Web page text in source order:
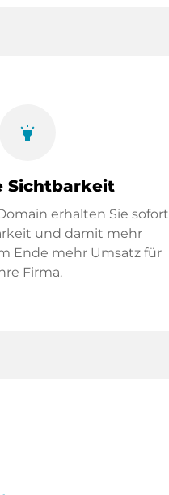
highlight
Sichtbarkeit
erhalten Sie sofort
und damit mehr
Ende mehr Umsatz für
Firma.